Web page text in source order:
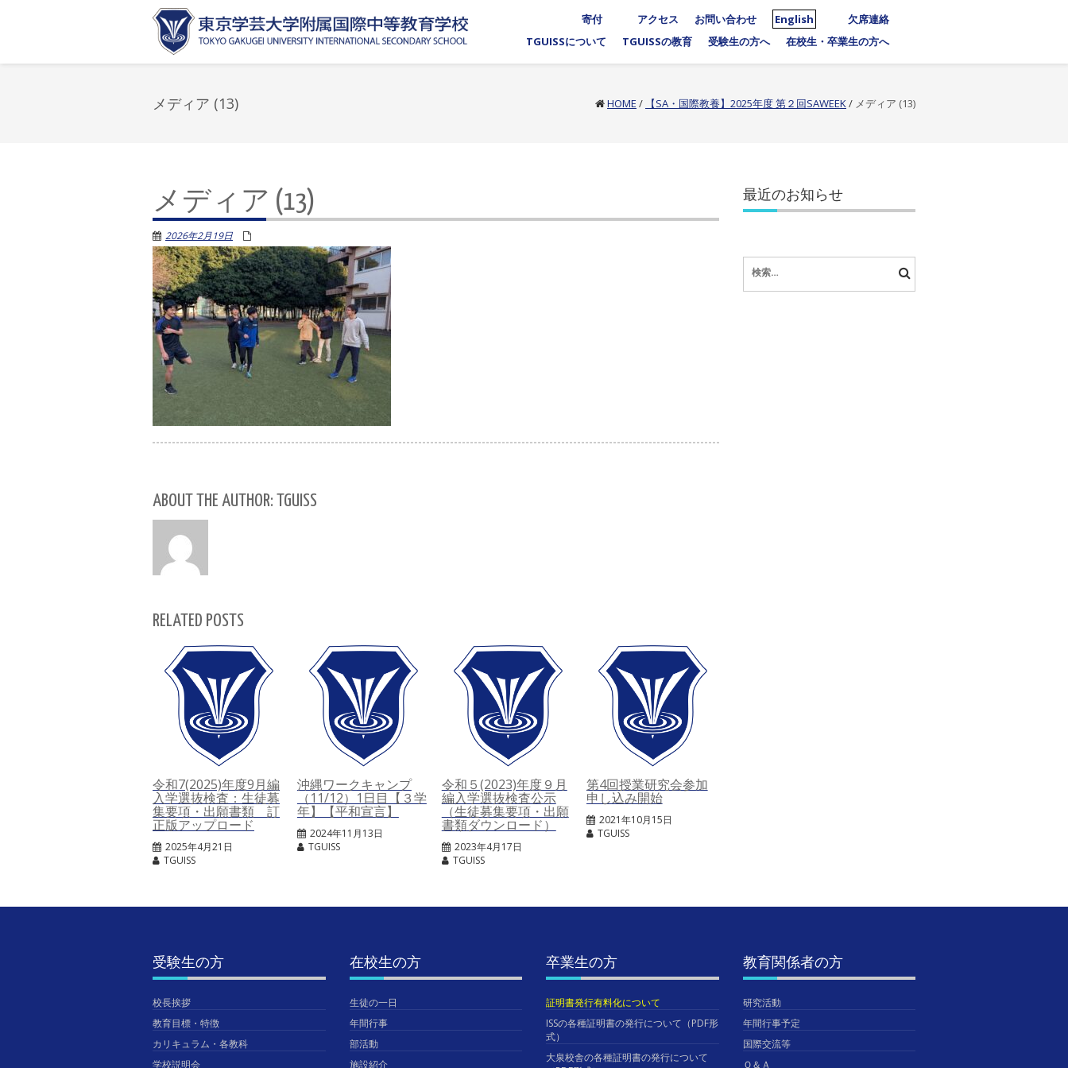
寄付 アクセス お問い合わせ English
欠席連絡
TGUISSについて
TGUISSの教育 受験生の方へ 在校生・卒業生の方へ
メディア (13) HOME / 【SA・国際教養】2025年度 第２回SAWEEK/ メディア (13)
メディア (13)
2026年2月19日
ABOUT THE AUTHOR: TGUISS
RELATED POSTS
令和7(2025)年度9月編
入学選抜検査：生徒募
集要項・出願書類 訂
正版アップロード
2025年4月21日
TGUISS
沖縄ワークキャンプ
（11/12）1日目【３学
年】【平和宣言】
2024年11月13日
TGUISS
令和５(2023)年度９月
編入学選抜検査公示
（生徒募集要項・出願
書類ダウンロード）
2023年4月17日
TGUISS
第4回授業研究会参加
申し込み開始
2021年10月15日
TGUISS
最近のお知らせ
索:
受験生の方
校長挨拶
教育目標・特徴
カリキュラム・各教科
学校説明会
在校生の方
生徒の一日
年間行事
部活動
施設紹介
卒業生の方
証明書発行有料化について
ISSの各種証明書の発行について（PDF形
式）
大泉校舎の各種証明書の発行について
教育関係者の方
研究活動
年間行事予定
国際交流等
Ｑ＆Ａ